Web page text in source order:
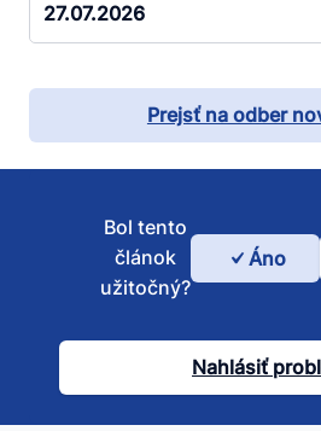
27.07.2026
Prejsť na odber
Bol
Bol tento
článok
užitočný?
Áno
Nahlásiť